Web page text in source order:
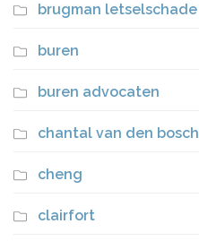
brugman letselschade
buren
buren advocaten
chantal van den bosch
cheng
clairfort